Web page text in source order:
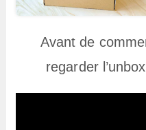
Avant de
regarder